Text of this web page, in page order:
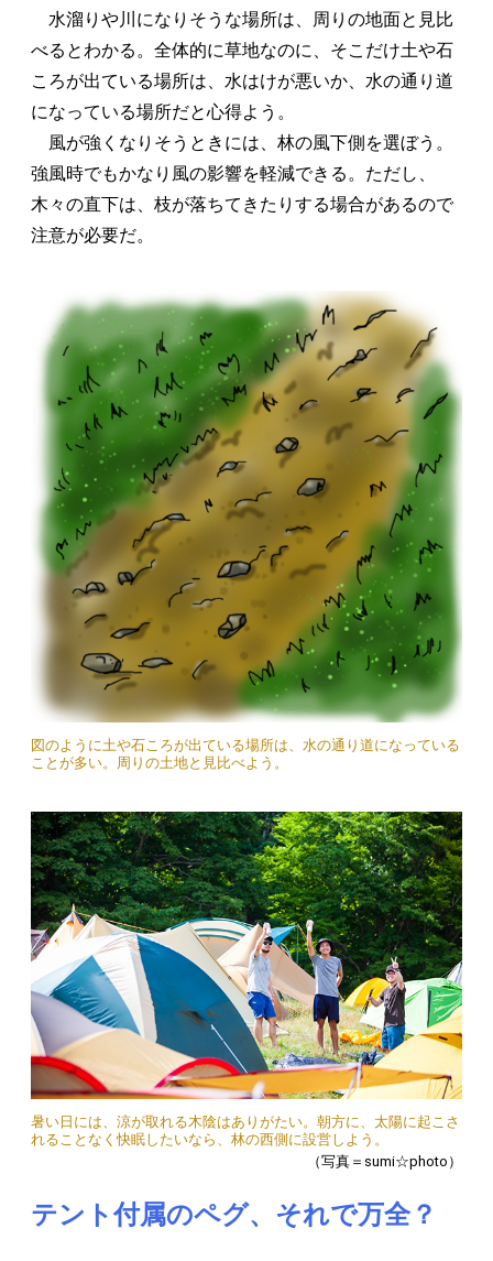
水溜りや川になりそうな場所は、周りの地面と見比
べるとわかる。全体的に草地なのに、そこだけ土や石
ころが出ている場所は、水はけが悪いか、水の通り道
になっている場所だと心得よう。
風が強くなりそうときには、林の風下側を選ぼう。
強風時でもかなり風の影響を軽減できる。ただし、
木々の直下は、枝が落ちてきたりする場合があるので
注意が必要だ。
図のように土や石ころが出ている場所は、水の通り道になっている
ことが多い。周りの土地と見比べよう。
暑い日には、涼が取れる木陰はありがたい。朝方に、太陽に起こさ
れることなく快眠したいなら、林の西側に設営しよう。
（写真＝sumi☆photo）
テント付属のペグ、それで万全？